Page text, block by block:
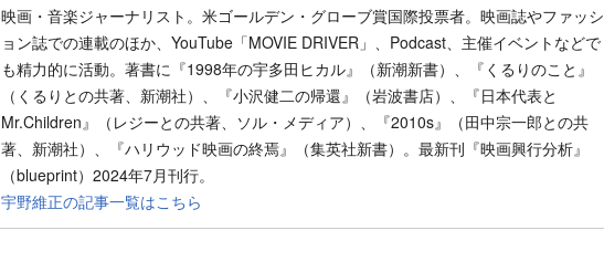
映画・音楽ジャーナリスト。米ゴールデン・グローブ賞国際投票者。映画誌やファッシ
ョン誌での連載のほか、YouTube「MOVIE DRIVER」、Podcast、主催イベントなどで
も精力的に活動。著書に『1998年の宇多田ヒカル』（新潮新書）、『くるりのこと』
（くるりとの共著、新潮社）、『小沢健二の帰還』（岩波書店）、『日本代表と
Mr.Children』（レジーとの共著、ソル・メディア）、『2010s』（田中宗一郎との共
著、新潮社）、『ハリウッド映画の終焉』（集英社新書）。最新刊『映画興行分析』
（blueprint）2024年7月刊行。
宇野維正の記事一覧はこちら